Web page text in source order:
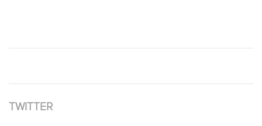
TWITTER